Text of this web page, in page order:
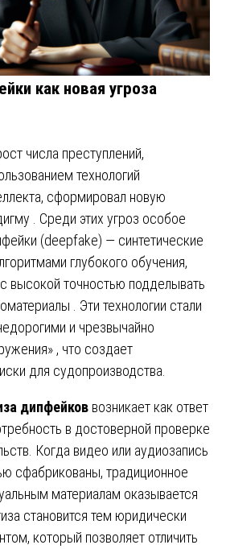
как новая угроза
числа преступлений,
технологий
сформировал новую
. Среди этих угроз особое
(deepfake) — синтетические
глубокого обучения,
высокой точностью подделывать
. Эти технологии стали
и чрезвычайно
, что создает
для судопроизводства.
дипфейков возникает как ответ
в достоверной проверке
Когда видео или аудиозапись
сфабрикованы, традиционное
материалам оказывается
становится тем юридически
который позволяет отличить